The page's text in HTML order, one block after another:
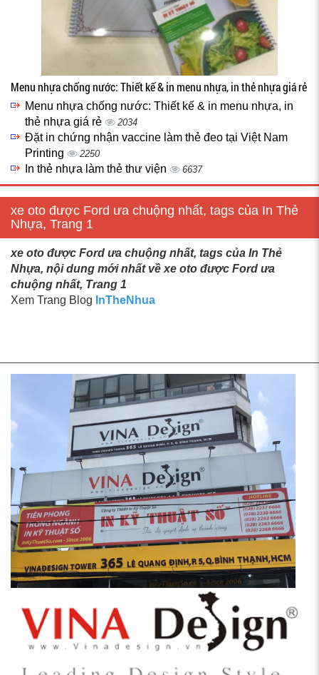
Menu nhựa chống nước: Thiết kế & in menu nhựa, in thẻ nhựa giá rẻ
Menu nhựa chống nước: Thiết kế & in menu nhựa, in
thẻ nhựa giá rẻ
2034
Đặt in chứng nhận vaccine làm thẻ đeo tại Việt Nam
Printing
2250
In thẻ nhựa làm thẻ thư viện 6637
xe oto được Ford ưa chuộng nhất, tags của In Thẻ
Nhựa, Trang 1
xe oto được Ford ưa chuộng nhất, tags của In Thẻ
Nhựa, nội dung mới nhất về xe oto được Ford ưa
chuộng nhất, Trang 1
Xem Trang Blog InTheNhua